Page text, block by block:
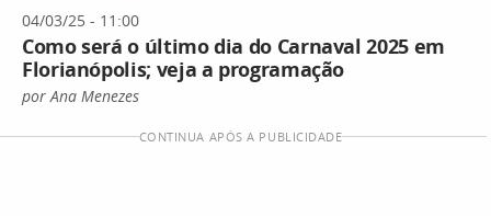
04/03/25 - 11:00
Como será o último dia do Carnaval 2025 em
Florianópolis; veja a programação
por Ana Menezes
CONTINUA APÓS A PUBLICIDADE